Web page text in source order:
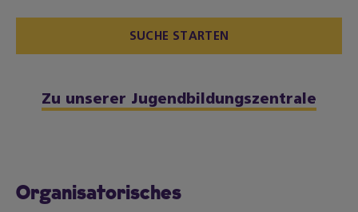
Zu unserer Jugendbildungszentrale
Organisatorisches